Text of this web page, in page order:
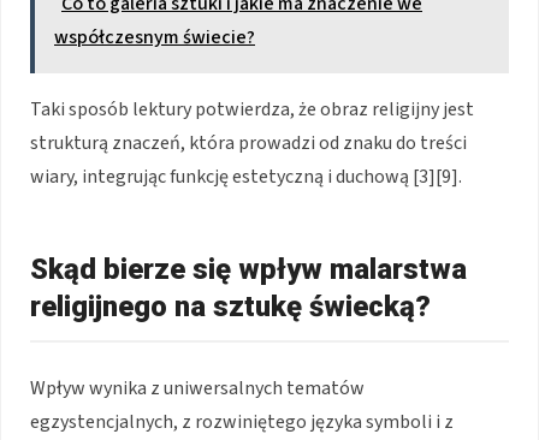
współczesnym świecie?
Taki sposób lektury potwierdza, że obraz religijny jest
strukturą znaczeń, która prowadzi od znaku do treści
wiary, integrując funkcję estetyczną i duchową [3][9].
Skąd bierze się wpływ malarstwa
religijnego na sztukę świecką?
Wpływ wynika z uniwersalnych tematów
egzystencjalnych, z rozwiniętego języka symboli i z